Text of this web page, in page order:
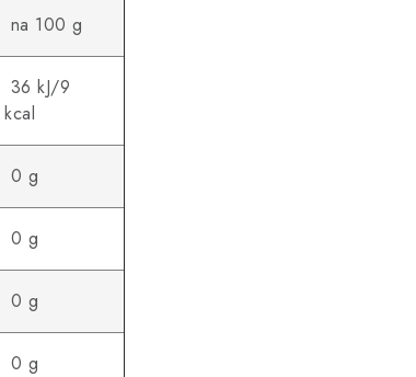
na 100 g
36 kJ/9
kcal
0 g
0 g
0 g
0 g